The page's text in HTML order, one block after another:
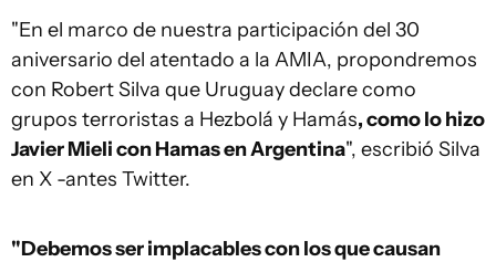
"En el marco de nuestra participación del 30
aniversario del atentado a la AMIA, propondremos
con Robert Silva que Uruguay declare como
grupos terroristas a Hezbolá y Hamás, como lo hizo
Javier Mieli con Hamas en Argentina", escribió Silva
en X -antes Twitter.
"Debemos ser implacables con los que causan